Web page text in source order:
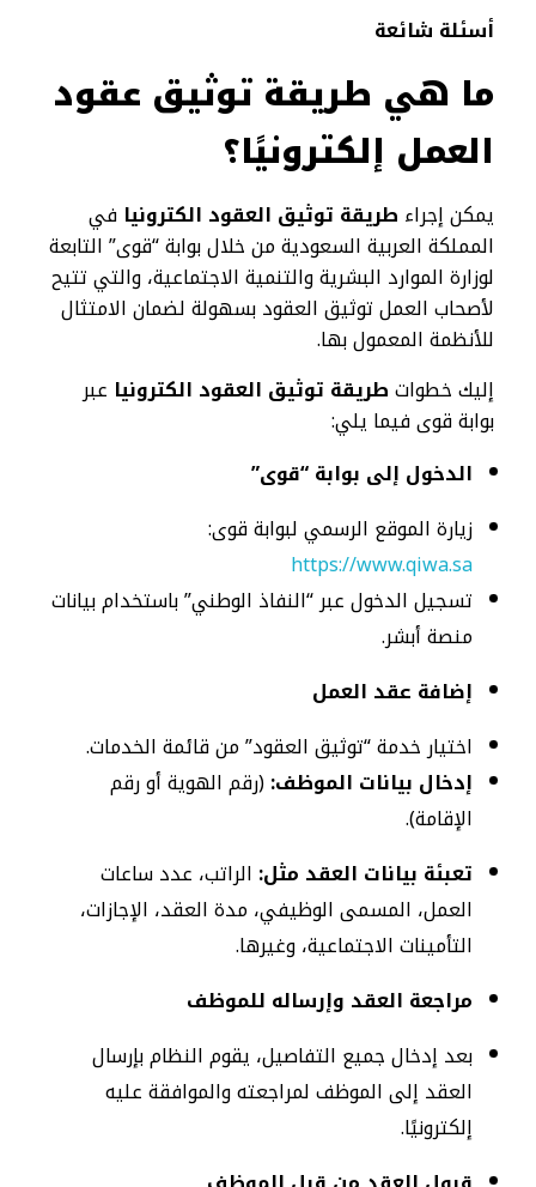
أسئلة شائعة
ما هي طريقة توثيق عقود
العمل إلكترونيًا؟
يمكن إجراء طريقة توثيق العقود الكترونيا في
المملكة العربية السعودية من خلال بوابة “قوى” التابعة
لوزارة الموارد البشرية والتنمية الاجتماعية، والتي تتيح
لأصحاب العمل توثيق العقود بسهولة لضمان الامتثال
للأنظمة المعمول بها.
إليك خطواتطريقة توثيق العقود الكترونيا عبر
بوابة قوى فيما يلي:
الدخول إلى بوابة “قوى”
زيارة الموقع الرسمي لبوابة قوى:
https://www.qiwa.sa
تسجيل الدخول عبر “النفاذ الوطني” باستخدام بيانات
منصة أبشر.
إضافة عقد العمل
اختيار خدمة “توثيق العقود” من قائمة الخدمات.
إدخال بيانات الموظف:(رقم الهوية أو رقم
الإقامة).
تعبئة بيانات العقد مثل: الراتب، عدد ساعات
العمل، المسمى الوظيفي، مدة العقد، الإجازات،
التأمينات الاجتماعية، وغيرها.
مراجعة العقد وإرساله للموظف
بعد إدخال جميع التفاصيل، يقوم النظام بإرسال
العقد إلى الموظف لمراجعته والموافقة عليه
إلكترونيًا.